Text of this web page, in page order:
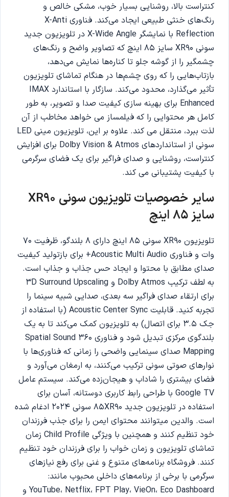
کنتراست بالا، روشنایی بسیار خوب، مشکی خالص و
رنگ‌های خنثی طبیعی ایجاد می‌کند. فناوری X-Anti
Reflection با نمایشگر X-Wide Angle در تلویزیون جدید
سونی XR90 سایز 85 اینچ که تصاویر واضح و رنگ‌های
چشمگیر را از گوشه جلو تا کناره‌ها نمایش می‌دهد،
بازتاب‌هایی را که روی چشم‌ها در هنگام تماشای تلویزیون
تأثیر می‌گذارد، محدود می‌کند. سازگار با استاندارد IMAX
Enhanced برای بهینه سازی کیفیت صدا و تصویر، به طور
کامل هر محتوایی را که فیلمساز می خواهد مخاطب از آن
لذت ببرد، منتقل می کند. علاوه بر این، تلویزیون مینی LED
سونی از استانداردهای Dolby Vision & Atmos برای افزایش
کنتراست، روشنایی و صدای فراگیر برای یک فضای سرگرمی
با کیفیت پشتیبانی می کند.
سایر خصوصیات تلویزیون سونی XR90
سایز 85 اینچ
تلویزیون XR90 سونی 85 اینچ دارای 8 بلندگو، ظرفیت 70
وات و فناوری Acoustic Multi Audio+ برای بازتولید کیفیت
صدای مطابق با محتوا و ایجاد حس جذاب و جذاب است.
به لطف ترکیب Dolby Atmos و 3D Surround Upscaling
برای ارتقاء صدای فراگیر سه بعدی، صدایی شبیه سینما را
تجربه کنید. قابلیت Acoustic Center Sync (با استفاده از
جک 3.5 برای اتصال) به تلویزیون کمک می‌کند تا به یک
بلندگوی مرکزی تبدیل شود و فناوری 360 Spatial Sound
Mapping صدای سینمایی واضحی را زمانی که فناوری‌ها با
نوارهای صوتی سونی ترکیب می‌کنند، به ارمغان می‌آورد و
فضای بیشتری را شاداب و هیجان‌زده می‌کند. سیستم عامل
Google TV با طراحی رابط کاربری دوستانه، آسان برای
استفاده در تلویزیون جدید 85XR90 سونی 2024 ادغام شده
است. والدین میتوانند محتوای ایمن را برای جذب فرزندان
خود تنظیم کنند و همچنین با ویژگی Child Profile زمان
تماشای تلویزیون و زمان خواب را برای فرزندان خود تنظیم
کنند. فروشگاه برنامه‌های متنوع و غنی برای رفع نیازهای
سرگرمی با برخی از برنامه‌های داخلی محبوب مانند:
YouTube، Netflix، FPT Play، VieOn، Eco Dashboard و